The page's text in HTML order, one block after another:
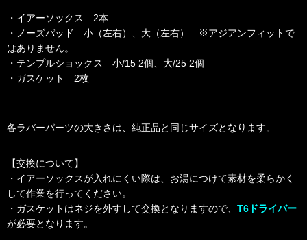
・イアーソックス 2本
・ノーズパッド 小（左右）、大（左右） ※アジアンフィットで
はありません。
・テンプルショックス 小/15 2個、大/25 2個
・ガスケット 2枚
各ラバーパーツの大きさは、純正品と同じサイズとなります。
【交換について】
・イアーソックスが入れにくい際は、お湯につけて素材を柔らかく
して作業を行ってください。
・ガスケットはネジを外すして交換となりますので、 T6ドライバー
が必要となります。